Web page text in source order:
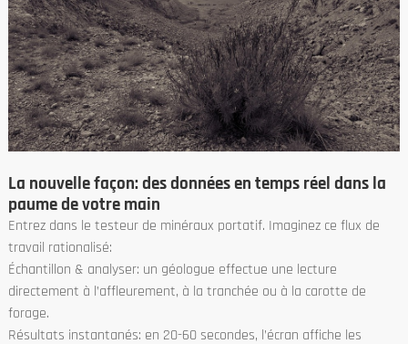
La nouvelle façon: des données en temps réel dans la
paume de votre main
Entrez dans le testeur de minéraux portatif. Imaginez ce flux de
travail rationalisé:
Échantillon & analyser: un géologue effectue une lecture
directement à l’affleurement, à la tranchée ou à la carotte de
forage.
Résultats instantanés: en 20-60 secondes, l’écran affiche les